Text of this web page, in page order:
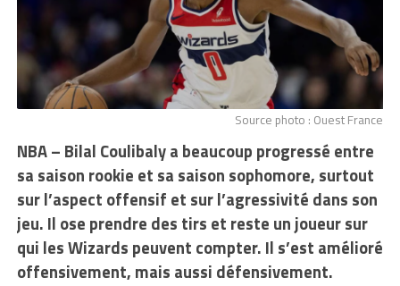
Source photo : Ouest France
NBA – Bilal Coulibaly a beaucoup progressé entre
sa saison rookie et sa saison sophomore, surtout
sur l’aspect offensif et sur l’agressivité dans son
jeu. Il ose prendre des tirs et reste un joueur sur
qui les Wizards peuvent compter. Il s’est amélioré
offensivement, mais aussi défensivement.